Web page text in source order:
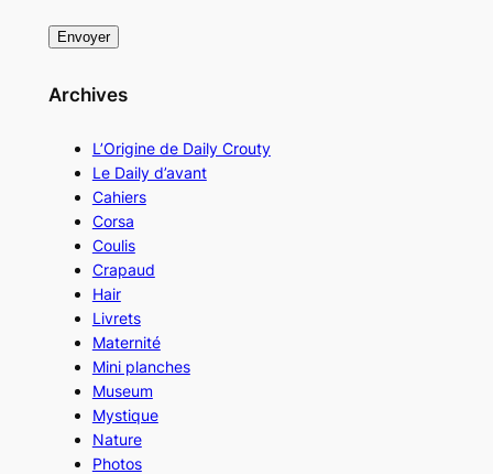
Archives
L’Origine de Daily Crouty
Le Daily d’avant
Cahiers
Corsa
Coulis
Crapaud
Hair
Livrets
Maternité
Mini planches
Museum
Mystique
Nature
Photos